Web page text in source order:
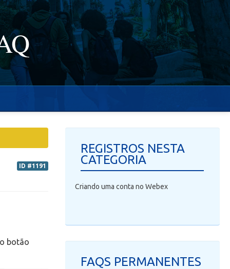
ID #1191
botão
REGISTROS NESTA
CATEGORIA
Criando uma conta no Webex
FAQS PERMANENTES